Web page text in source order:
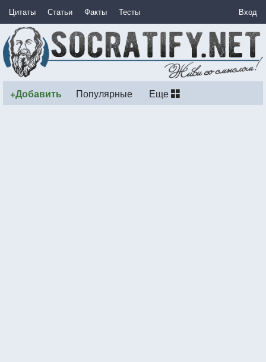
Цитаты Статьи Факты Тесты Вход
+Добавить Популярные Еще